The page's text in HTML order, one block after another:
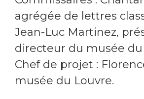
agrégée de lettres
Jean-Luc Martinez,
directeur du musée du
Chef de projet :
musée du Louvre.